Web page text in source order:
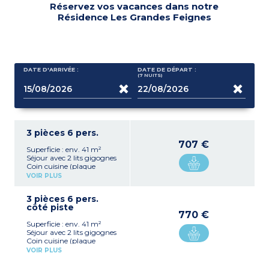
Réservez vos vacances dans notre
Résidence Les Grandes Feignes
DATE D'ARRIVÉE : DATE DE DÉPART :
(7 NUITS)
3 pièces 6 pers.
Superficie : env. 41 m²
Séjour avec 2 lits gigognes
Coin cuisine (plaque
vitrocéramique ou
réfrigérateur et cafetière à
capsules)
double
Coin montagne fermé
avec 2 lits superposés
Salle de bain, WC
VOIR PLUS
707 €
3 pièces 6 pers.
côté piste
Superficie : env. 41 m²
Séjour avec 2 lits gigognes
Coin cuisine (plaque
vitrocéramique ou
VOIR PLUS
770 €